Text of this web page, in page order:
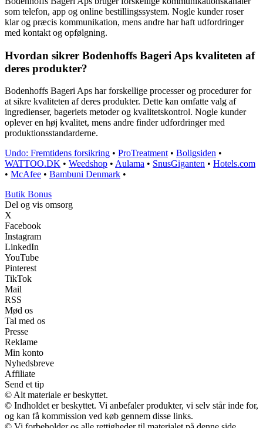
som telefon, app og online bestillingssystem. Nogle kunder roser
klar og præcis kommunikation, mens andre har haft udfordringer
med kontakt og opfølgning.
Hvordan sikrer Bodenhoffs Bageri Aps kvaliteten af
deres produkter?
Bodenhoffs Bageri Aps har forskellige processer og procedurer for
at sikre kvaliteten af deres produkter. Dette kan omfatte valg af
ingredienser, bageriets metoder og kvalitetskontrol. Nogle kunder
oplever en høj kvalitet, mens andre finder udfordringer med
produktionsstandarderne.
Undo: Fremtidens forsikring • ProTreatment • Boligsiden •
WATTOO.DK • Weedshop • Aulama • SnusGiganten • Hotels.com
• McAfee • Bambuni Denmark •
Butik Bonus
Del og vis omsorg
X
Facebook
Instagram
LinkedIn
YouTube
Pinterest
TikTok
Mail
RSS
Mød os
Tal med os
Presse
Reklame
Min konto
Nyhedsbreve
Affiliate
Send et tip
© Alt materiale er beskyttet.
© Indholdet er beskyttet. Vi anbefaler produkter, vi selv står inde for,
og kan få kommission ved køb gennem disse links.